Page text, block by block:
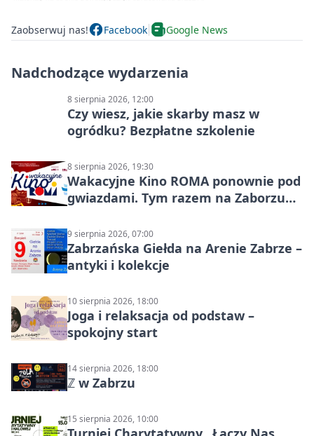
Zaobserwuj nas! Facebook Google News
Nadchodzące wydarzenia
8 sierpnia 2026, 12:00
Czy wiesz, jakie skarby masz w
ogródku? Bezpłatne szkolenie
8 sierpnia 2026, 19:30
Wakacyjne Kino ROMA ponownie pod
gwiazdami. Tym razem na Zaborzu
9 sierpnia 2026, 07:00
Zabrzańska Giełda na Arenie Zabrze –
antyki i kolekcje
10 sierpnia 2026, 18:00
Joga i relaksacja od podstaw –
spokojny start
14 sierpnia 2026, 18:00
ℤ w Zabrzu
15 sierpnia 2026, 10:00